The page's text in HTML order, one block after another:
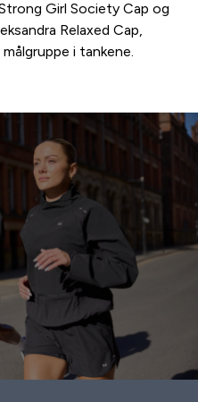
Girl Society Cap og
Relaxed Cap,
i tankene.